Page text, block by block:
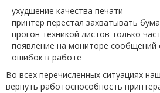
ухудшение качества печати
принтер перестал захватывать
прогон техникой листов только
появление на мониторе сообщений
ошибок в работе
Во всех перечисленных ситуациях
вернуть работоспособность